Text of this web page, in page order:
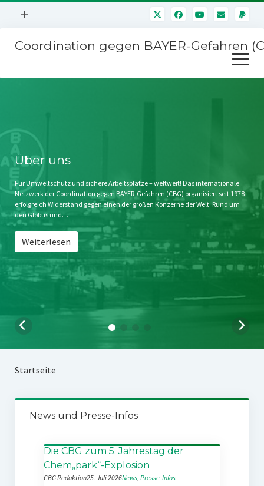
Menü
+
Mitmachen
Kontakt
Impressum
Störfälle
Coordination gegen BAYER-Gefahren
Menü
öffnen
Stichwort BAYER
Jahrestagung
SPENDEN
Über uns
Für Umweltschutz und sichere Arbeitsplätze – weltweit! Das internationale
Netzwerk der Coordination gegen BAYER-Gefahren (CBG) organisiert seit 1978
erfolgreich Widerstand gegen einen der großen Konzerne der Welt. Rund um
den Globus und…
Weiterlesen
Startseite
News und Presse-Infos
Die CBG zum 5. Jahrestag der
Chem„park“-Explosion
CBG Redaktion25. Juli 2026News, Presse-Infos